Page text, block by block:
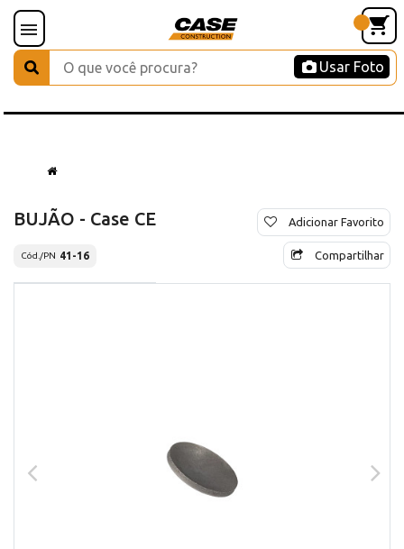
Usar Foto
BUJÃO - Case CE
Cód./PN 41-16
Adicionar Favorito
Compartilhar